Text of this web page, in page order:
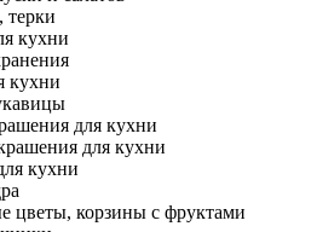
терки
кухни
кухни
для кухни
для кухни
кухни
цветы, корзины с фруктами